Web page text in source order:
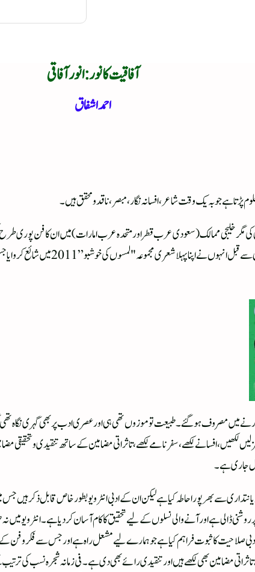
آفاقیت کا نور : انور آفاقی
احمد اشفاق
ہے جو بہ یک وقت شاعر ، افسانہ نگار ، مبصر ، ناقد و محقق ہیں ۔
ہی کی مگر خلیجی ممالک (سعودی عرب قطر اور متحدہ عرب امارات) میں ان کا فن پوری
ترتیب دے سکیں ہاں ملازمت کے آخری
میں مصروف ہو گئے ۔طبیعت تو موزوں تھی ہی اور عصری ادب پر بھی گہری نگاہ تھی
لکھیں، افسانے لکھے ، سفرنامے لکھے ، تاثراتی مضامین کے ساتھ تنقیدی و تحقیقی
جاری ہے۔
سے بھرپور احاطہ کیا ہے لیکن ان کے ادبی انٹرویو بطور خاص قابل ذکر ہیں
ڈالی ہے اور آنے والی نسلوں کے لیے تحقیق کا کام آسان کر دیا ہے ۔ انٹرویو
صلاحیت کا ثبوت فراہم کیا ہے جو ہمارے لیے مشعل راہ ہے اور جس سےفکر و فن کے
مضامین بھی لکھے ہیں اور تنقیدی رائے بھی دی ہے ۔ فی زمانہ شجرہ نسب کی